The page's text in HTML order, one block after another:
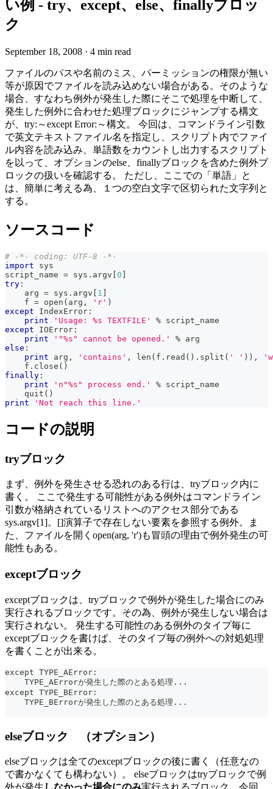
い例 - try、except、else、finallyブロッ
ク
September 18, 2008 · 4 min read
ファイルのパスや名前のミス、パーミッションの権限が無い
等が原因でファイルを読み込めない場合がある。そのような
場合、すなわち例外が発生した際にそこで処理を中断して、
発生した例外に合わせた処理ブロックにジャンプする構文
が、try:～except Error:～構文。 今回は、コマンドライン引数
で英文テキストファイル名を指定し、スクリプト内でファイ
ル内容を読み込み、単語数をカウントし出力するスクリプト
を以って、オプションのelse、finallyブロックを含めた例外ブ
ロックの扱いを確認する。 ただし、ここでの「単語」と
は、簡単に考える為、１つの空白文字で区切られた文字列と
する。
ソースコード
# -*- coding: UTF-8 -*-
import sys
script_name = sys . argv 0
try :
    arg
= sys . argv 1
    f
= open ( arg , 'r' )
except IndexError :
print
'Usage: %s TEXTFILE' % script_name
except IOError :
print
'"%s" cannot be opened.' % arg
else :
print arg , 'contains' , len ( f . read ( ) . split ( ' ' ) ) ,
    f
. close ( )
finally :
print
'n"%s" process end.' % script_name
    quit
( )
print
'Not reach this line.'
コードの説明
tryブロック
まず、例外を発生させる恐れのある行は、tryブロック内に
書く。 ここで発生する可能性がある例外はコマンドライン
引数が格納されているリストへのアクセス部分である
sys.argv[1]。[]演算子で存在しない要素を参照する例外。ま
た、ファイルを開くopen(arg, 'r')も冒頭の理由で例外発生の可
能性もある。
exceptブロック
exceptブロックは、tryブロックで例外が発生した場合にのみ
実行されるブロックです。その為、例外が発生しない場合は
実行されない。 発生する可能性のある例外のタイプ毎に
exceptブロックを書けば、そのタイプ毎の例外への対処処理
を書くことが出来る。
except TYPE_AError:
    TYPE_AErrorが発生した際のとある処理...
except TYPE_BError:
    TYPE_BErrorが発生した際のとある処理...
elseブロック （オプション）
elseブロックは全てのexceptブロックの後に書く（任意なの
で書かなくても構わない）。 elseブロックはtryブロックで例